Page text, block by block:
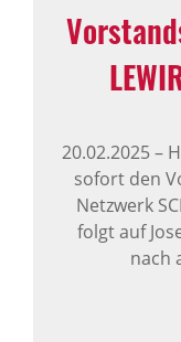
20.02.2025–
sofort den
Netzwerk
folgt auf
nach